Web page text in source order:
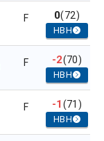
F 0(72)
HBH
F -2(70)
HBH
F -1(71)
HBH